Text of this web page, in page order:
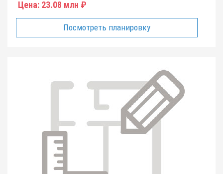
Цена: 23.08 млн ₽
Посмотреть планировку